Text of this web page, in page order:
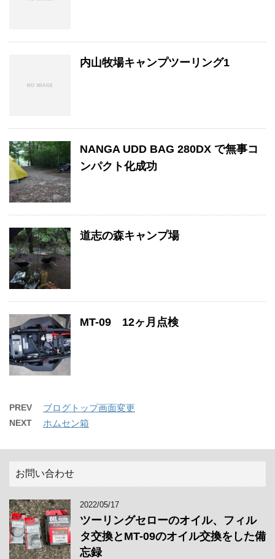
内山牧場キャンプツーリング1
NANGA UDD BAG 280DX で無事コ
ンパクト化成功
道志の森キャンプ場
MT-09 12ヶ月点検
PREV ブログトップ画面変更
NEXT ホムセン箱
お問い合わせ
2022/05/17
ツーリングセローのオイル、フィル
タ交換とMT-09のオイル交換をした備
忘録